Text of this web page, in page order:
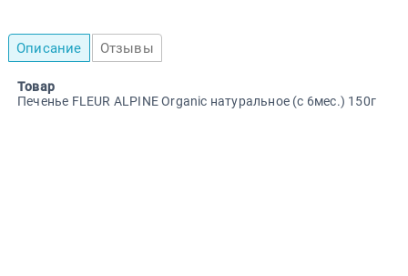
Описание Отзывы
Товар
Печенье FLEUR ALPINE Organic натуральное (с 6мес.) 150г